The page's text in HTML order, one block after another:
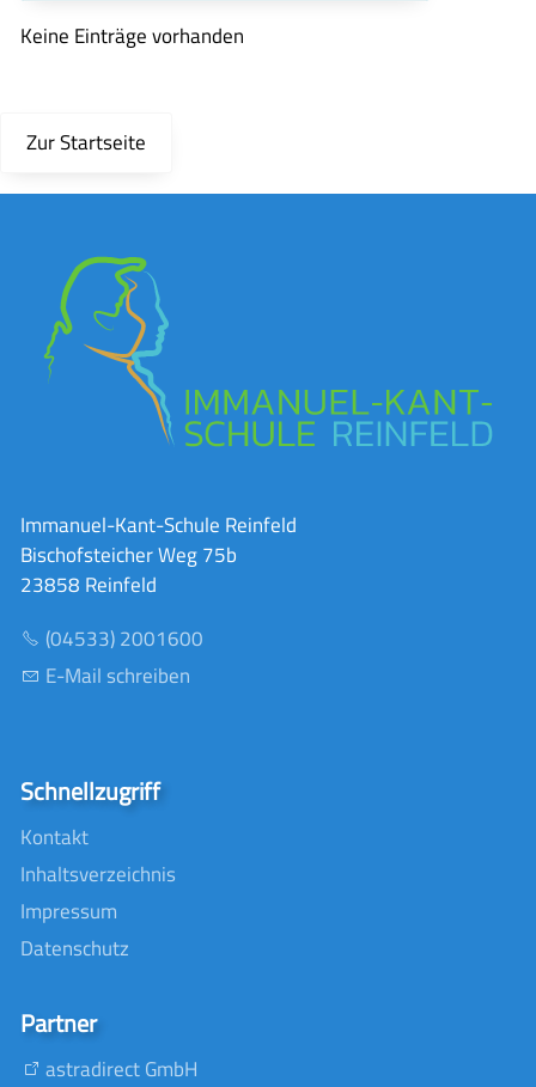
Keine Einträge vorhanden
Zur Startseite
Immanuel-Kant-Schule Reinfeld
Bischofsteicher Weg 75b
23858 Reinfeld
(04533) 2001600
E-Mail schreiben
Schnellzugriff
Kontakt
Inhaltsverzeichnis
Impressum
Datenschutz
Partner
astradirect GmbH